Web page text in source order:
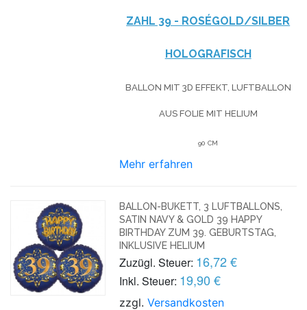
ZAHL 39 - ROSÉGOLD/SILBER
HOLOGRAFISCH
BALLON MIT 3D EFFEKT, LUFTBALLON
AUS FOLIE MIT HELIUM
90 CM
Mehr erfahren
BALLON-BUKETT, 3 LUFTBALLONS,
SATIN NAVY & GOLD 39 HAPPY
BIRTHDAY ZUM 39. GEBURTSTAG,
INKLUSIVE HELIUM
Zuzügl. Steuer: 16,72 €
Inkl. Steuer: 19,90 €
zzgl.Versandkosten